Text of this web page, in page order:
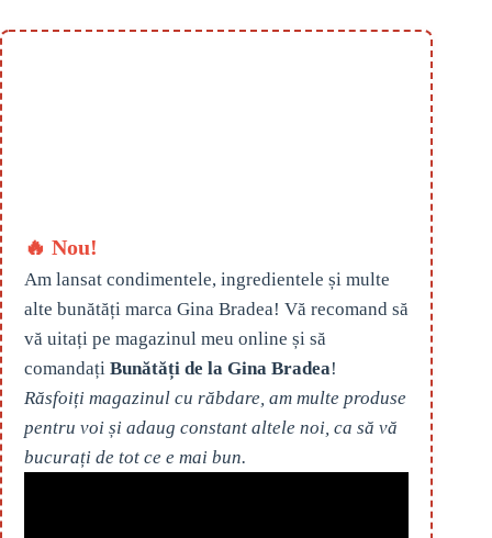
🔥 Nou!
Am lansat condimentele, ingredientele și multe
alte bunătăți marca Gina Bradea! Vă recomand să
vă uitați pe magazinul meu online și să
comandați Bunătăți de la Gina Bradea!
Răsfoiți magazinul cu răbdare, am multe produse
pentru voi și adaug constant altele noi, ca să vă
bucurați de tot ce e mai bun.